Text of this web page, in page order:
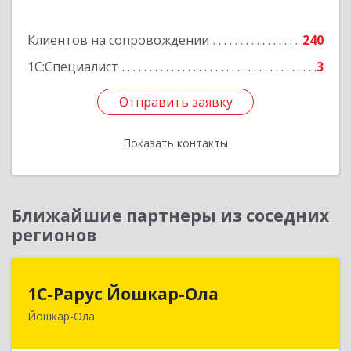
Клиентов на сопровождении
240
1С:Специалист
3
Отправить заявку
Показать контакты
Отправить заявку
Назад
Ближайшие партнеры из соседних
регионов
1С-Рарус Йошкар-Ола
Йошкар-Ола
424004, Марий Эл Респ, Йошкар-Ола г, Волкова